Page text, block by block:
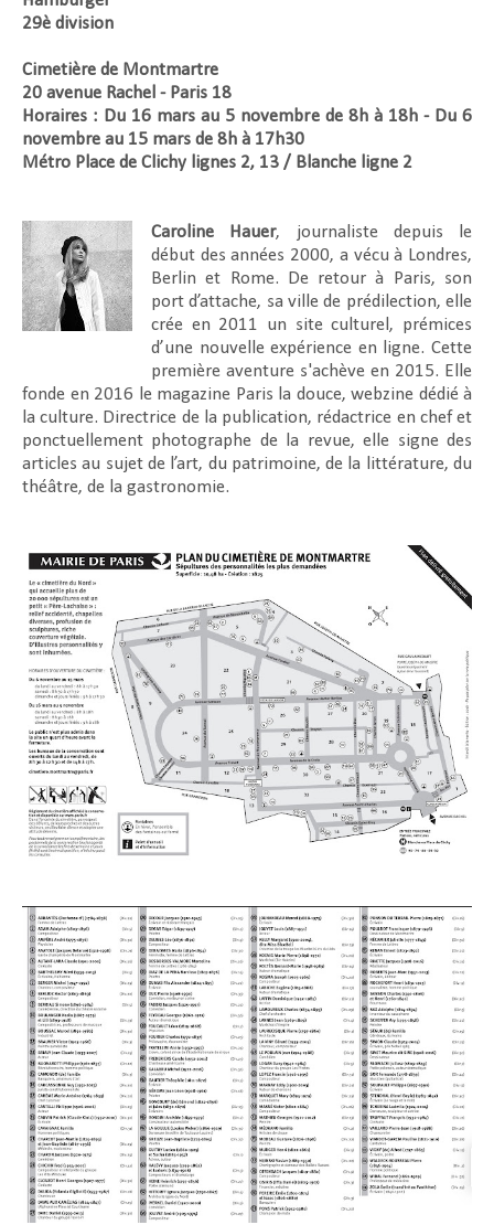
29è division
Cimetière de Montmartre
20 avenue Rachel - Paris 18
Horaires : Du 16 mars au 5 novembre de 8h à 18h - Du 6
novembre au 15 mars de 8h à 17h30
Métro Place de Clichy lignes 2, 13 / Blanche ligne 2
Caroline Hauer, journaliste depuis le
début des années 2000, a vécu à Londres,
Berlin et Rome. De retour à Paris, son
port d’attache, sa ville de prédilection, elle
crée en 2011 un site culturel, prémices
d’une nouvelle expérience en ligne. Cette
première aventure s'achève en 2015. Elle
fonde en 2016 le magazine Paris la douce, webzine dédié à
la culture. Directrice de la publication, rédactrice en chef et
ponctuellement photographe de la revue, elle signe des
articles au sujet de l’art, du patrimoine, de la littérature, du
théâtre, de la gastronomie.